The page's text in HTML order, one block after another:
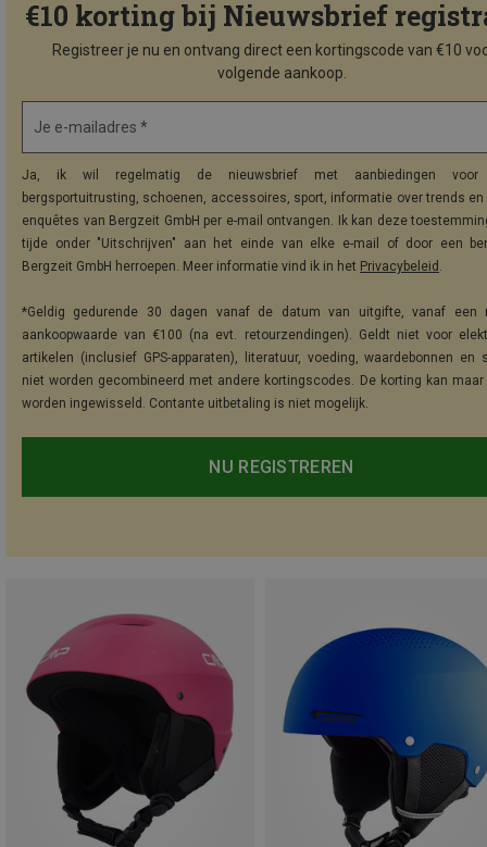
€10 korting bij Nieuwsbrief
Registreer je nu en ontvang direct een kortingscode van €10
volgende aankoop.
Je e-mailadres *
Ja, ik wil regelmatig de nieuwsbrief met aanbiedingen voor
bergsportuitrusting, schoenen, accessoires, sport, informatie over trends
enquêtes van Bergzeit GmbH per e-mail ontvangen. Ik kan deze
tijde onder "Uitschrijven" aan het einde van elke e-mail of door een
Bergzeit GmbH herroepen. Meer informatie vind ik in het Privacybeleid .
*Geldig gedurende 30 dagen vanaf de datum van uitgifte, vanaf een
aankoopwaarde van €100 (na evt. retourzendingen). Geldt niet voor
artikelen (inclusief GPS-apparaten), literatuur, voeding, waardebonnen en
niet worden gecombineerd met andere kortingscodes. De korting kan maar
worden ingewisseld. Contante uitbetaling is niet mogelijk.
NU REGISTREREN